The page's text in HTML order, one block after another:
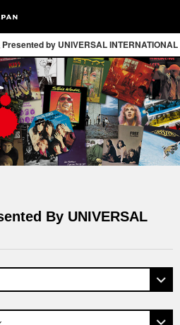
Presented by UNIVERSAL INTERNATIONAL
By UNIVERSAL